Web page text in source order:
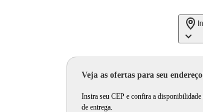
Veja as ofertas para seu
Insira seu CEP e confira a
de entrega.